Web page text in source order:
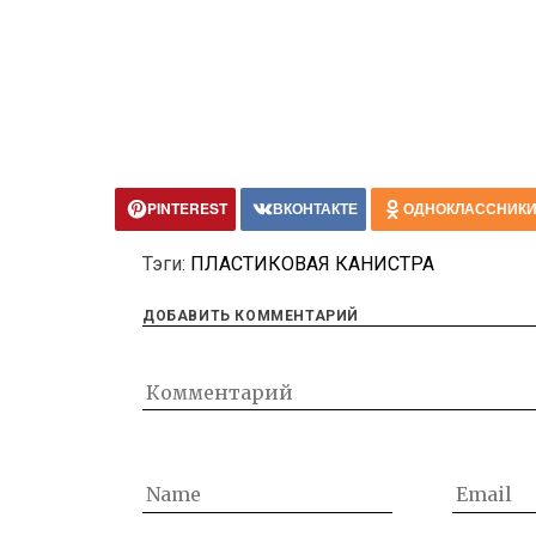
PINTEREST ВКОНТАКТЕ ОДНОКЛАССНИКИ
Тэги: ПЛАСТИКОВАЯ КАНИСТРА
ДОБАВИТЬ КОММЕНТАРИЙ